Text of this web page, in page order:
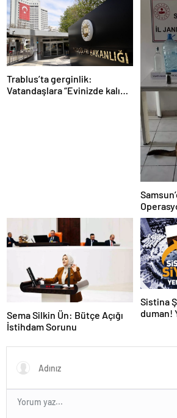
Trablus’ta gerginlik:
Vatandaşlara “Evinizde kalın”
Sema Silkin Ün: Bütçe Açığı
İstihdam Sorunu
Sistina
duman!